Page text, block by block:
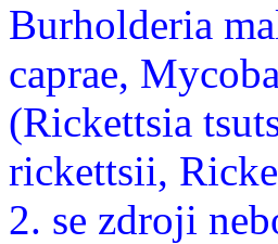
Burholderia
caprae,
(Rickettsia
rickettsii,
2. se zdroji